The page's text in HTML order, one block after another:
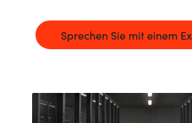
Germany
Sprechen Sie mit einem